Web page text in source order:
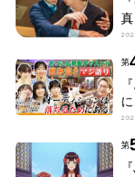
真
第
第